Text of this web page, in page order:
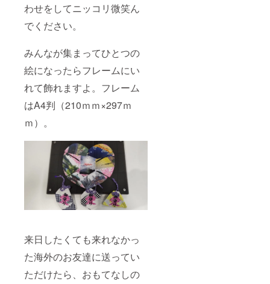
わせをしてニッコリ微笑ん
でください。
みんなが集まってひとつの
絵になったらフレームにい
れて飾れますよ。フレーム
はA4判（210ｍｍ×297ｍ
ｍ）。
来日したくても来れなかっ
た海外のお友達に送ってい
ただけたら、おもてなしの